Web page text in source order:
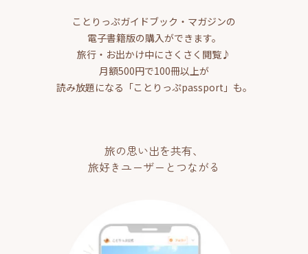
ことりっぷガイドブック・マガジンの
電子書籍版の購入ができます。
旅行・お出かけ中にさくさく閲覧♪
月額500円で100冊以上が
読み放題になる「ことりっぷpassport」も。
旅の思い出を共有、
旅好きユーザーとつながる